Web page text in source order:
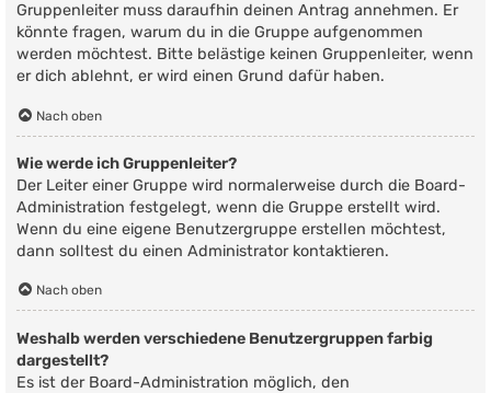
Gruppenleiter muss daraufhin deinen Antrag annehmen. Er
könnte fragen, warum du in die Gruppe aufgenommen
werden möchtest. Bitte belästige keinen Gruppenleiter, wenn
er dich ablehnt, er wird einen Grund dafür haben.
Nach oben
Wie werde ich Gruppenleiter?
Der Leiter einer Gruppe wird normalerweise durch die Board-
Administration festgelegt, wenn die Gruppe erstellt wird.
Wenn du eine eigene Benutzergruppe erstellen möchtest,
dann solltest du einen Administrator kontaktieren.
Nach oben
Weshalb werden verschiedene Benutzergruppen farbig
dargestellt?
Es ist der Board-Administration möglich, den